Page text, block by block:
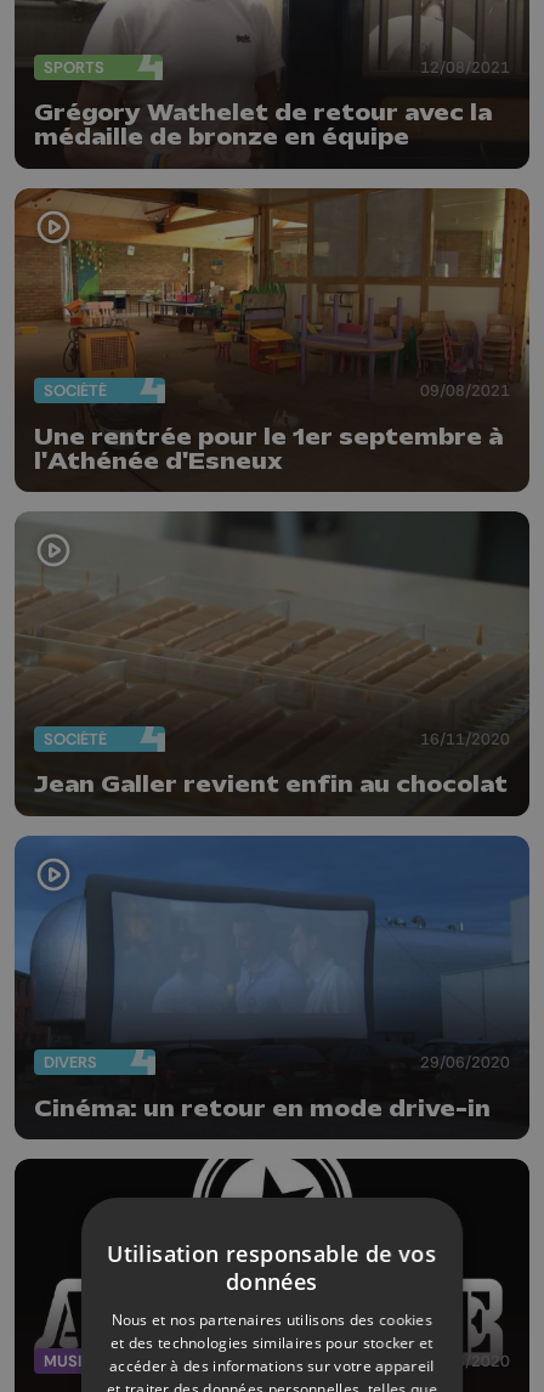
SPORTS 12/08/2021
Grégory Wathelet de retour avec la
médaille de bronze en équipe
SOCIÉTÉ 09/08/2021
Une rentrée pour le 1er septembre à
l'Athénée d'Esneux
SOCIÉTÉ 16/11/2020
Jean Galler revient enfin au chocolat
DIVERS 29/06/2020
Cinéma: un retour en mode drive-in
MUSIQUE 03/06/2020
Utilisation responsable de vos
données
Nous et nos partenaires utilisons des cookies
et des technologies similaires pour stocker et
accéder à des informations sur votre appareil